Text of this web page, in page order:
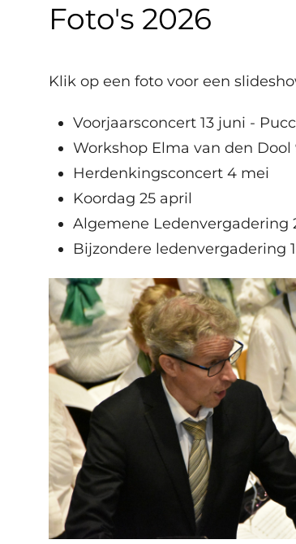
Foto's 2026
Klik op een foto voor een
Voorjaarsconcert 13 juni -
Workshop Elma van den Dool
Herdenkingsconcert 4 mei
Koordag 25 april
Algemene Ledenvergadering
Bijzondere ledenvergadering